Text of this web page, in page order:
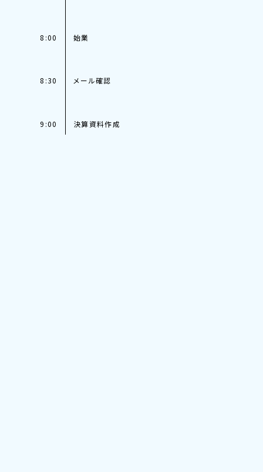
8:00 始業
8:30 メール確認
9:00 決算資料作成